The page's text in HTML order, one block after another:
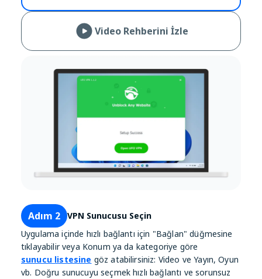
Video Rehberini İzle
Adım 2
VPN Sunucusu Seçin
Uygulama içinde hızlı bağlantı için "Bağlan" düğmesine
tıklayabilir veya Konum ya da kategoriye göre
sunucu listesine göz atabilirsiniz: Video ve Yayın, Oyun
vb. Doğru sunucuyu seçmek hızlı bağlantı ve sorunsuz